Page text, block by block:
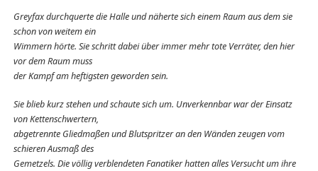
Greyfax durchquerte die Halle und näherte sich einem Raum aus dem sie
schon von weitem ein
Wimmern hörte. Sie schritt dabei über immer mehr tote Verräter, den hier
vor dem Raum muss
der Kampf am heftigsten geworden sein.
Sie blieb kurz stehen und schaute sich um. Unverkennbar war der Einsatz
von Kettenschwertern,
abgetrennte Gliedmaßen und Blutspritzer an den Wänden zeugen vom
schieren Ausmaß des
Gemetzels. Die völlig verblendeten Fanatiker hatten alles Versucht um ihre